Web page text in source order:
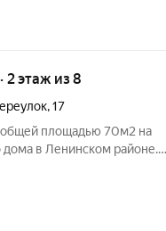
2 этаж из 8
,17
общей площадью 70м2 на
в Ленинском районе.
включает раздельный